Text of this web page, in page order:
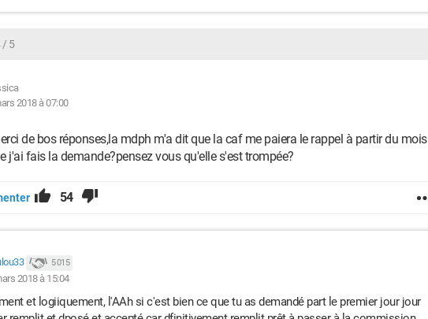
/ 5
2018 à 07:00
de bos réponses,la mdph m'a dit que la caf me paiera le rappel à partir du mois
j'ai fais la demande?pensez vous qu'elle s'est trompée?
54
5 015
2018 à 15:04
et logiiquement, l'AAh si c'est bien ce que tu as demandé part le premier jour jour